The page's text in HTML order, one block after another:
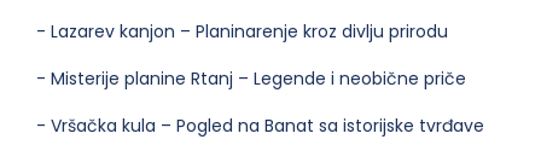
- Lazarev kanjon – Planinarenje kroz divlju prirodu
- Misterije planine Rtanj – Legende i neobične priče
- Vršačka kula – Pogled na Banat sa istorijske tvrđave